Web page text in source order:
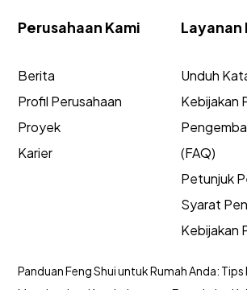
Perusahaan Kami
Berita
Profil Perusahaan
Proyek
Karier
Layanan
Unduh
Kebijakan
(FAQ)
Petunjuk
Syarat
Kebijakan
Panduan Feng Shui untuk Rumah Anda: